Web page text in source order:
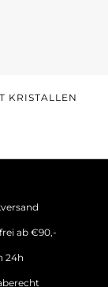
KRISTALLEN
ab €90,-
24h